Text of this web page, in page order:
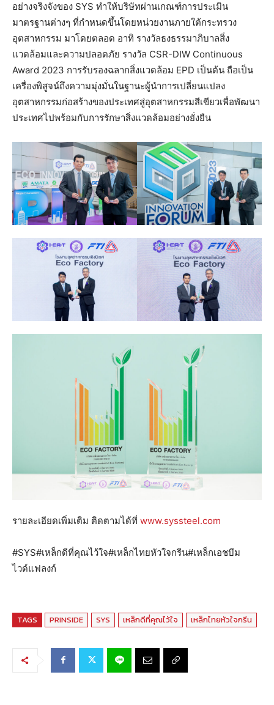
อย่างจริงจังของ SYS ทำให้บริษัทผ่านเกณฑ์การประเมิน
มาตรฐานต่างๆ ที่กำหนดขึ้นโดยหน่วยงานภายใต้กระทรวง
อุตสาหกรรม มาโดยตลอด อาทิ รางวัลธงธรรมาภิบาลสิ่ง
แวดล้อมและความปลอดภัย รางวัล CSR-DIW Continuous
Award 2023 การรับรองฉลากสิ่งแวดล้อม EPD เป็นต้น ถือเป็น
เครื่องพิสูจน์ถึงความมุ่งมั่นในฐานะผู้นำการเปลี่ยนแปลง
อุตสาหกรรมก่อสร้างของประเทศสู่อุตสาหกรรมสีเขียวเพื่อพัฒนา
ประเทศไปพร้อมกับการรักษาสิ่งแวดล้อมอย่างยั่งยืน
รายละเอียดเพิ่มเติม ติดตามได้ที่ www.syssteel.com
#SYS#เหล็กดีที่คุณไว้ใจ#เหล็กไทยหัวใจกรีน#เหล็กเอชบีม
ไวด์แฟลงก์
TAGS PRINSIDE SYS เหล็กดีที่คุณไว้ใจ เหล็กไทยหัวใจกรีน